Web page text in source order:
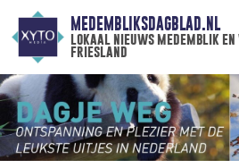
MEDEMBLIKSDAGBLAD.NL
lokaal nieuws medemblik
friesland